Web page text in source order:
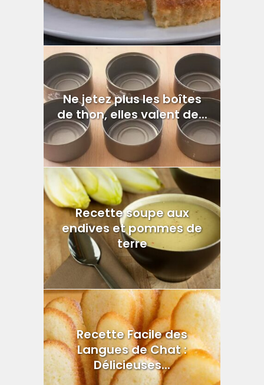
Ne jetez plus les boîtes
de thon, elles valent de...
Recette soupe aux
endives et pommes de
terre
Recette Facile des
Langues de Chat :
Délicieuses...